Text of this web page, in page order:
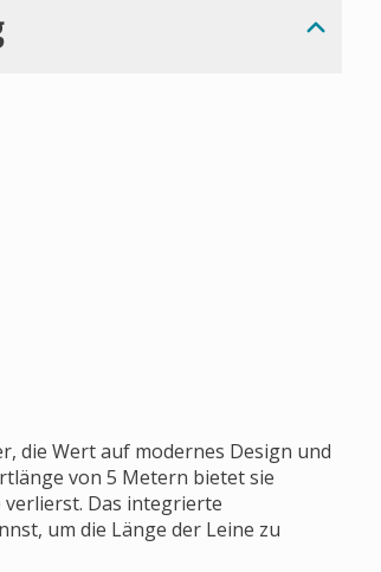
die Wert auf modernes Design und
von 5 Metern bietet sie
Das integrierte
um die Länge der Leine zu